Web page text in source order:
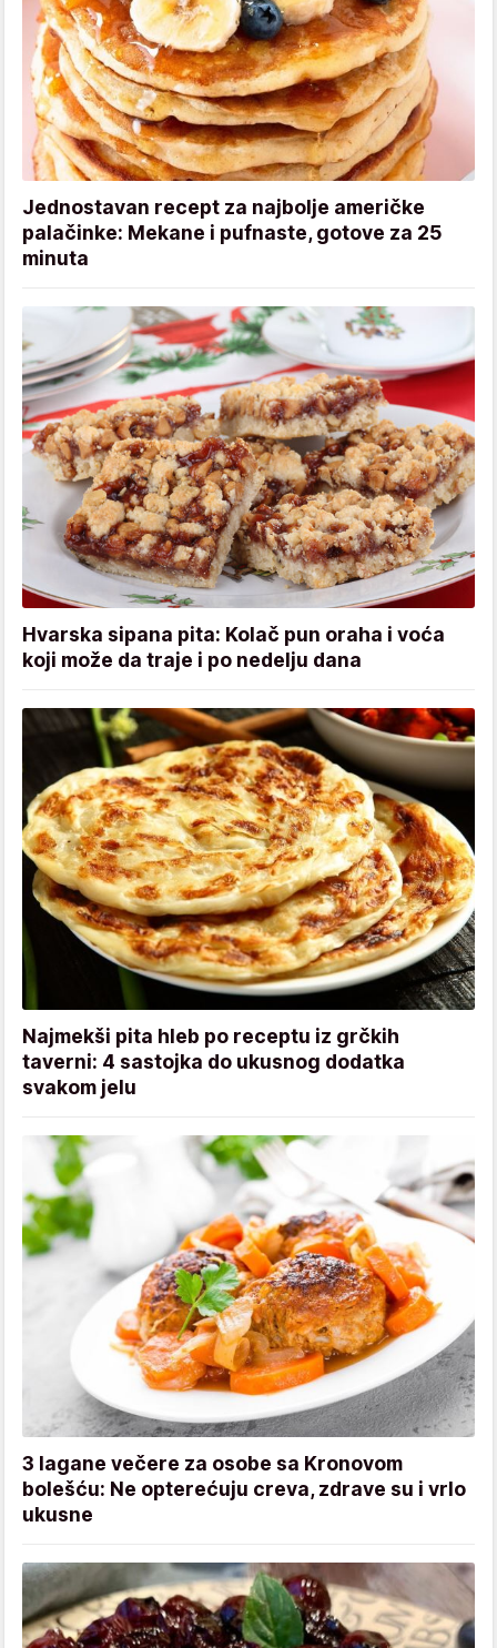
Jednostavan recept za najbolje američke
palačinke: Mekane i pufnaste, gotove za 25
minuta
Hvarska sipana pita: Kolač pun oraha i voća
koji može da traje i po nedelju dana
Najmekši pita hleb po receptu iz grčkih
taverni: 4 sastojka do ukusnog dodatka
svakom jelu
3 lagane večere za osobe sa Kronovom
bolešću: Ne opterećuju creva, zdrave su i vrlo
ukusne